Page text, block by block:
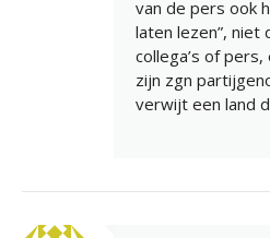
van de pers ook
laten lezen”, niet
collega’s of
zijn zgn
verwijt een land